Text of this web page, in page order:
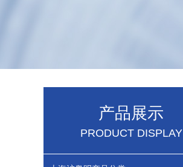
产品展示
PRODUCT DISPLAY